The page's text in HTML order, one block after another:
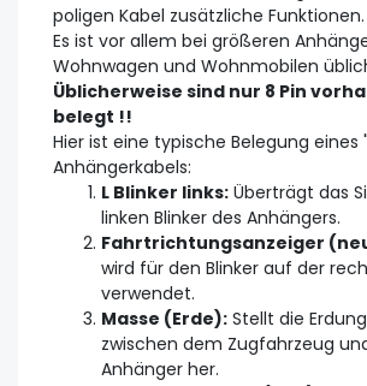
poligen Kabel zusätzliche Funktionen.
Es ist vor allem bei größeren
Wohnwagen und Wohnmobilen
Üblicherweise sind nur 8 Pin
belegt !!
Hier ist eine typische Belegung eines
Anhängerkabels:
L Blinker links: Überträgt das
linken Blinker des Anhängers.
Fahrtrichtungsanzeiger
wird für den Blinker auf der
verwendet.
Masse (Erde): Stellt die
zwischen dem Zugfahrzeug
Anhänger her.